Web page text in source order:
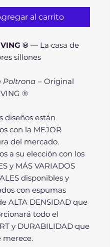
al carrito
® — La casa de
sillones
Poltrona – Original
®
diseños están
con la MEJOR
del mercado.
a su elección con los
y MÁS VARIADOS
disponibles y
con espumas
ALTA DENSIDAD que
todo el
y DURABILIDAD que
merece.